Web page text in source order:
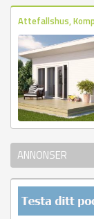
Attefallshus,
ANNONSER